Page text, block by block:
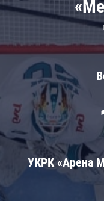
УКРК «Арена